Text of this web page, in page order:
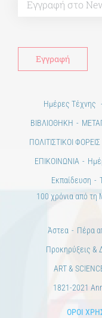
Ημέρες Τέχνης
ΒΙΒΛΙΟΘΗΚΗ
ΠΟΛΙΤΙΣΤΙΚΟΙ ΦΟΡΕΙΣ
ΕΠΙΚΟΙΝΩΝΙΑ
Εκπαίδευση
100 χρόνια από τη
Άστεα
Πέρα
Προκηρύξεις &
ART &
1821-2021
ΟΡΟΙ